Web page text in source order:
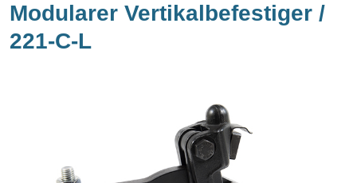
Modularer Vertikalbefestiger /
221-C-L